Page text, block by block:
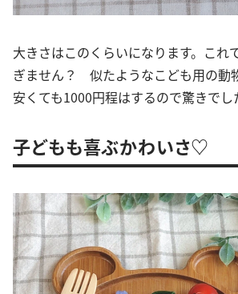
大きさはこのくらいになります。これ
ぎません？ 似たようなこども用の動
安くても1000円程はするので驚きでし
子どもも喜ぶかわいさ♡